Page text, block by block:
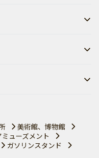
美術館、博物館
ミューズメント
ガソリンスタンド